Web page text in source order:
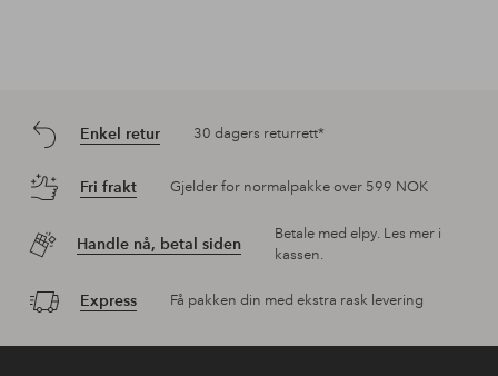
Enkel retur 30 dagers returrett*
Fri frakt Gjelder for normalpakke over 599 NOK
Handle nå, betal siden
Betale med elpy. Les mer i
kassen.
Express Få pakken din med ekstra rask levering